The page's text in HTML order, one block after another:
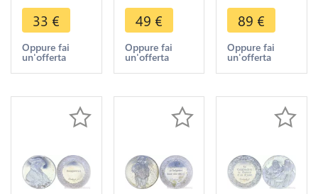
Présence
Octogonal
Société
Agriculture
delongueil
33 €
Oppure fai
un'offerta
Epargne
Pontivy
Morbihan
1837
49 €
Oppure fai
un'offerta
guérissant
les malades
Rembrandt
1649
Silver UNC
89 €
Oppure fai
un'offerta